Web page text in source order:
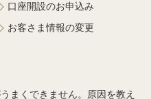
口座開設のお申込み
お客さま情報の変更
まくできません。原因を教え